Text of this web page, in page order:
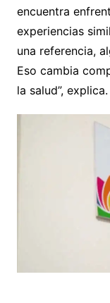
encuentra
experiencias
una referencia,
Eso cambia
la salud”, explica.